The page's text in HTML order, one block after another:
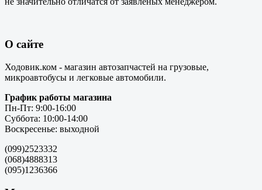
О сайте
Ходовик.ком - магазин автозапчастей на грузовые,
микроавтобусы и легковые автомобили.
График работы магазина
Пн-Пт: 9:00-16:00
Суббота: 10:00-14:00
Воскресенье: выходной
(099)2523332
(068)4888313
(095)1236366